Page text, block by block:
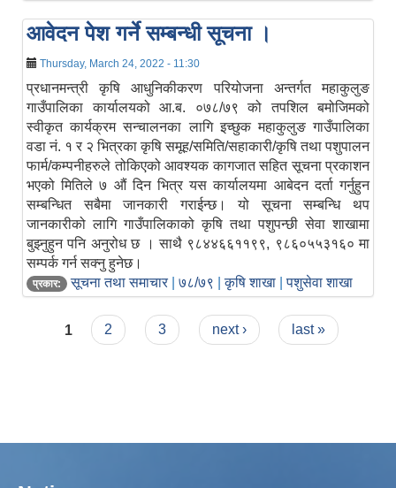
आवेदन पेश गर्ने सम्बन्धी सूचना ।
Thursday, March 24, 2022 - 11:30
प्रधानमन्त्री कृषि आधुनिकीकरण परियोजना अन्तर्गत महाकुलुङ
गाउँपालिका कार्यालयको आ.ब. ०७८/७९ को तपशिल बमोजिमको
स्वीकृत कार्यक्रम सन्चालनका लागि इच्छुक महाकुलुङ गाउँपालिका
वडा नं. १ र २ भित्रका कृषि समूह/समिति/सहाकारी/कृषि तथा पशुपालन
फार्म/कम्पनीहरुले तोकिएको आवश्यक कागजात सहित सूचना प्रकाशन
भएको मितिले ७ औं दिन भित्र यस कार्यालयमा आबेदन दर्ता गर्नुहुन
सम्बन्धित सबैमा जानकारी गराईन्छ। यो सूचना सम्बन्धि थप
जानकारीको लागि गाउँपालिकाको कृषि तथा पशुपन्छी सेवा शाखामा
बुझ्नुहुन पनि अनुरोध छ । साथै ९८४४६६११९९, ९८६०५५३१६० मा
सम्पर्क गर्न सक्नु हुनेछ।
प्रकार: सूचना तथा समाचार ७८/७९ |कृषि शाखा |पशुसेवा शाखा
Pages
1 2 3 next › last »